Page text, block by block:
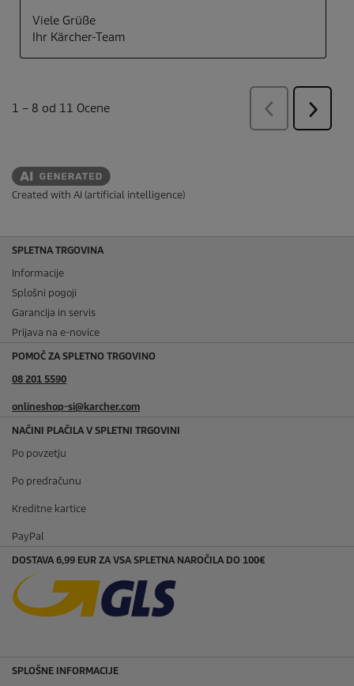
Created with AI (artificial intelligence)
SPLETNA TRGOVINA
Informacije
Splošni pogoji
Garancija in servis
Prijava na e-novice
POMOČ ZA SPLETNO TRGOVINO
08 201 5590
onlineshop-si@karcher.com
NAČINI PLAČILA V SPLETNI TRGOVINI
Po povzetju
Po predračunu
Kreditne kartice
PayPal
DOSTAVA 6,99 EUR ZA VSA SPLETNA NAROČILA DO 100€
SPLOŠNE INFORMACIJE